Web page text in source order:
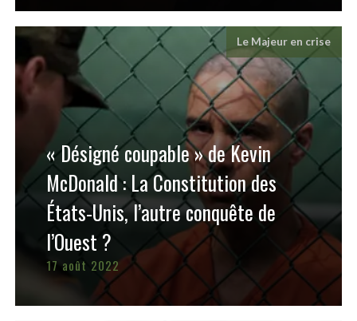
Le Majeur en crise
« Désigné coupable » de Kevin
McDonald : La Constitution des
États-Unis, l’autre conquête de
l’Ouest ?
17 août 2022